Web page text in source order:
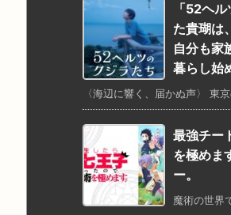
「52ヘ
た貴瑚は
自分も家
暮らし始
〈海辺に響く、届かぬ声〉 東
最強チー
を極めま
ー。
魔術の世界